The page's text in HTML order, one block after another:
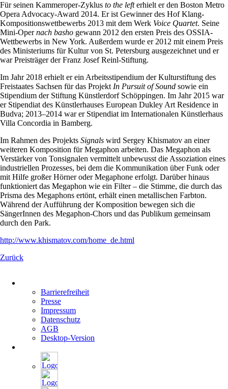
Für seinen Kammeroper-Zyklus to the lefterhielt er den Boston Metro
Opera Advocacy-Award 2014. Er ist Gewinner des Hof Klang-
Kompositionswettbewerbs 2013 mit dem Werk Voice Quartet. Seine
Mini-Opernach basho gewann 2012 den ersten Preis des OSSIA-
Wettbewerbs in New York. Außerdem wurde er 2012 mit einem Preis
des Ministeriums für Kultur von St. Petersburg ausgezeichnet und er
war Preisträger der Franz Josef Reinl-Stiftung.
Im Jahr 2018 erhielt er ein Arbeitsstipendium der Kulturstiftung des
Freistaates Sachsen für das Projekt In Pursuit of Sound sowie ein
Stipendium der Stiftung Künstlerdorf Schöppingen. Im Jahr 2015 war
er Stipendiat des Künstlerhauses European Dukley Art Residence in
Budva; 2013–2014 war er Stipendiat im Internationalen Künstlerhaus
Villa Concordia in Bamberg.
Im Rahmen des Projekts Signals wird Sergey Khismatov an einer
weiteren Komposition für Megaphon arbeiten. Das Megaphon als
Verstärker von Tonsignalen vermittelt unbewusst die Assoziation eines
industriellen Prozesses, bei dem die Kommunikation über Funk oder
mit Hilfe großer Hörner oder Megaphone erfolgt. Darüber hinaus
funktioniert das Megaphon wie ein Filter – die Stimme, die durch das
Prisma des Megaphons ertönt, erhält einen metallischen Farbton.
Während der Aufführung der Komposition bewegen sich die
SängerInnen des Megaphon-Chors und das Publikum gemeinsam
durch den Park.
http://www.khismatov.com/home_de.html
Zurück
überspringen
Barrierefreiheit
Presse
Impressum
Datenschutz
AGB
Desktop-Version